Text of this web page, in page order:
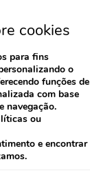
cookies
para fins
o
funções de
com base
navegação.
ou
e encontrar